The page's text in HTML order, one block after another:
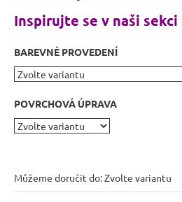
Inspirujte se v naši sekci
BAREVNÉ PROVEDENÍ
POVRCHOVÁ ÚPRAVA
Můžeme doručit do:Zvolte variantu
u
j
e
m
e
RUSTIKÁLNÍ
LAVICE
PODRUČEK